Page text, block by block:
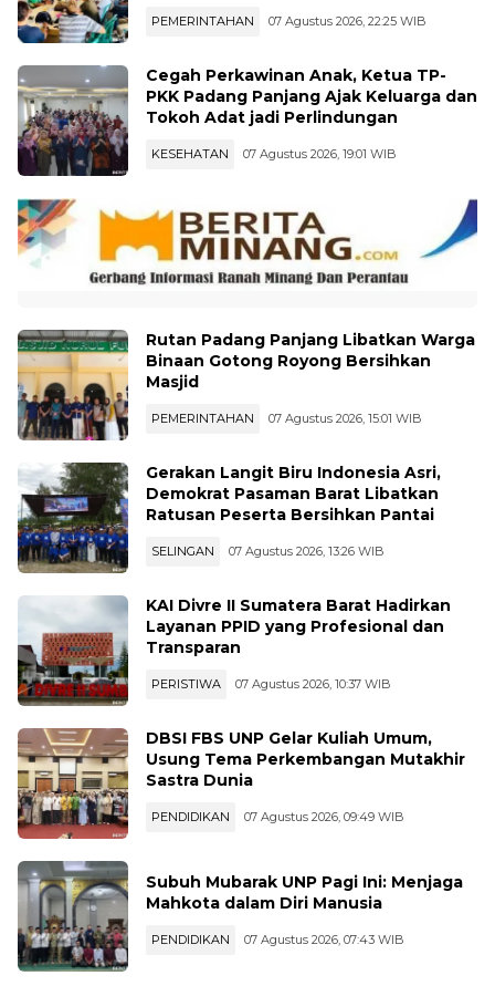
PEMERINTAHAN 07 Agustus 2026, 22:25 WIB
Cegah Perkawinan Anak, Ketua TP-
PKK Padang Panjang Ajak Keluarga dan
Tokoh Adat jadi Perlindungan
KESEHATAN 07 Agustus 2026, 19:01 WIB
Rutan Padang Panjang Libatkan Warga
Binaan Gotong Royong Bersihkan
Masjid
PEMERINTAHAN 07 Agustus 2026, 15:01 WIB
Gerakan Langit Biru Indonesia Asri,
Demokrat Pasaman Barat Libatkan
Ratusan Peserta Bersihkan Pantai
SELINGAN 07 Agustus 2026, 13:26 WIB
KAI Divre II Sumatera Barat Hadirkan
Layanan PPID yang Profesional dan
Transparan
PERISTIWA 07 Agustus 2026, 10:37 WIB
DBSI FBS UNP Gelar Kuliah Umum,
Usung Tema Perkembangan Mutakhir
Sastra Dunia
PENDIDIKAN 07 Agustus 2026, 09:49 WIB
Subuh Mubarak UNP Pagi Ini: Menjaga
Mahkota dalam Diri Manusia
PENDIDIKAN 07 Agustus 2026, 07:43 WIB